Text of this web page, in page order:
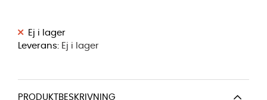
Leverans: Ej i lager
PRODUKTBESKRIVNING